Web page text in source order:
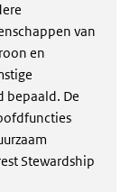
van
en
bepaald. De
Stewardship